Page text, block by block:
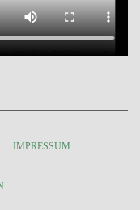
IMPRESSUM